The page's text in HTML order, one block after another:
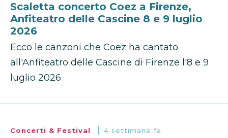
Scaletta concerto Coez a Firenze,
Anfiteatro delle Cascine 8 e 9 luglio
2026
Ecco le canzoni che Coez ha cantato
all'Anfiteatro delle Cascine di Firenze l'8 e 9
luglio 2026
Concerti & Festival 4 settimane fa